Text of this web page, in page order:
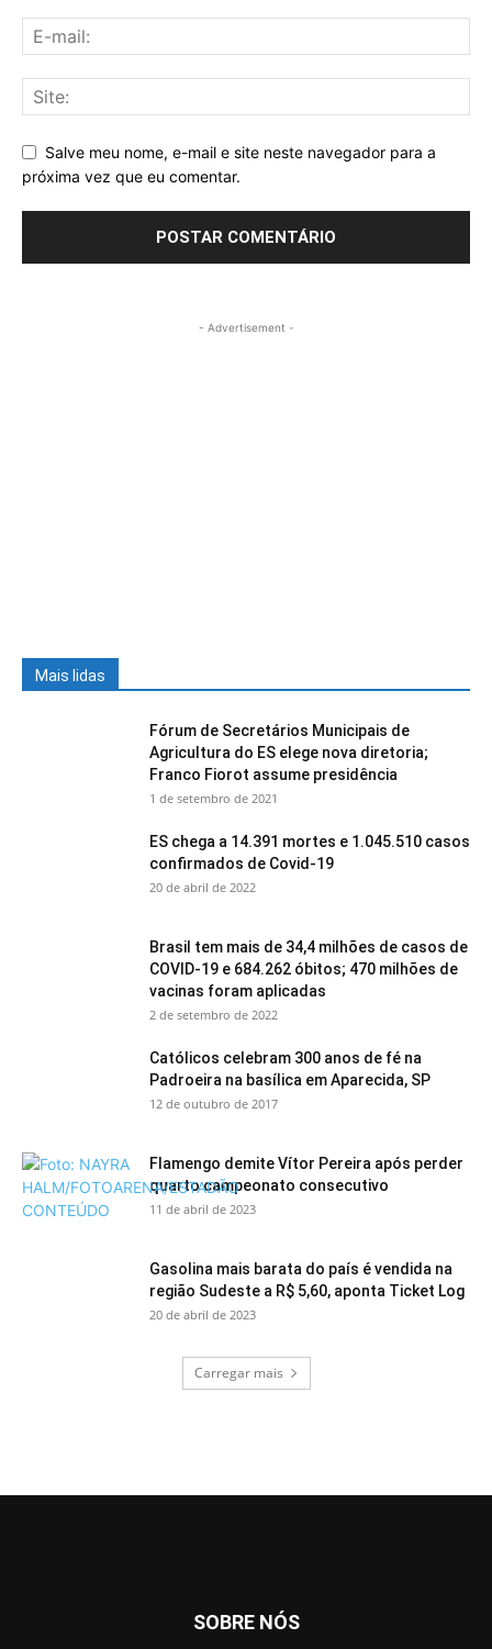
Salve meu nome, e-mail e site neste navegador para a
próxima vez que eu comentar.
- Advertisement -
Mais lidas
Fórum de Secretários Municipais de
Agricultura do ES elege nova diretoria;
Franco Fiorot assume presidência
1 de setembro de 2021
ES chega a 14.391 mortes e 1.045.510 casos
confirmados de Covid-19
20 de abril de 2022
Brasil tem mais de 34,4 milhões de casos de
COVID-19 e 684.262 óbitos; 470 milhões de
vacinas foram aplicadas
2 de setembro de 2022
Católicos celebram 300 anos de fé na
Padroeira na basílica em Aparecida, SP
12 de outubro de 2017
Flamengo demite Vítor Pereira após perder
quarto campeonato consecutivo
11 de abril de 2023
Gasolina mais barata do país é vendida na
região Sudeste a R$ 5,60, aponta Ticket Log
20 de abril de 2023
Carregar mais
SOBRE NÓS